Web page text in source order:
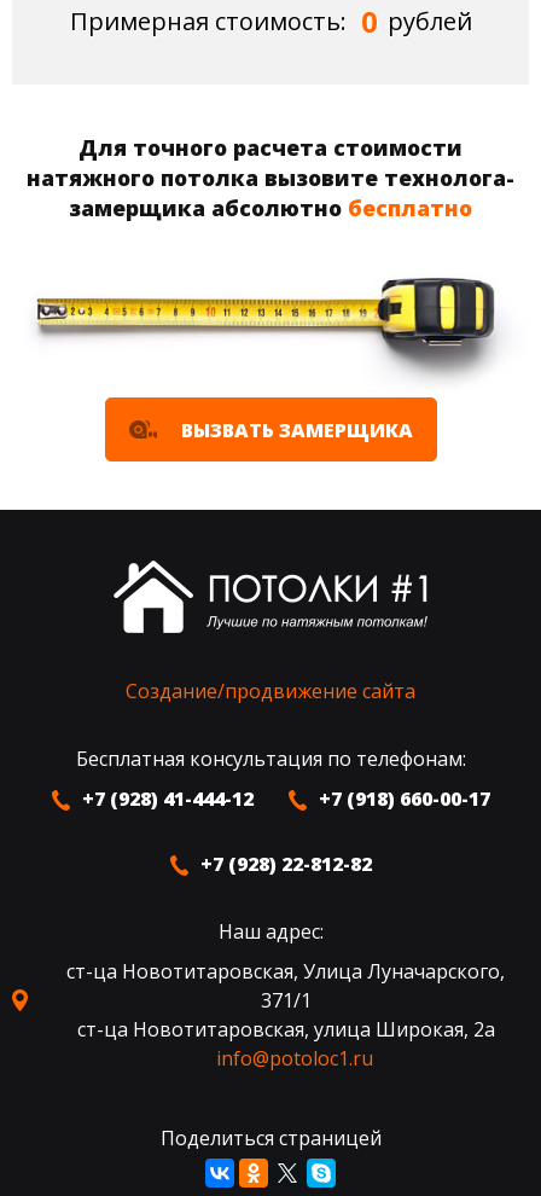
Примерная стоимость: 0 рублей
Для точного расчета стоимости
натяжного потолка вызовите технолога-
замерщика абсолютно бесплатно
ВЫЗВАТЬ ЗАМЕРЩИКА
Создание/продвижение сайта
Бесплатная консультация по телефонам:
+7 (928) 41-444-12
+7 (918) 660-00-17
+7 (928) 22-812-82
Наш адрес:
ст-ца Новотитаровская, Улица Луначарского,
371/1
ст-ца Новотитаровская, улица Широкая, 2а
info@potoloc1.ru
Поделиться страницей